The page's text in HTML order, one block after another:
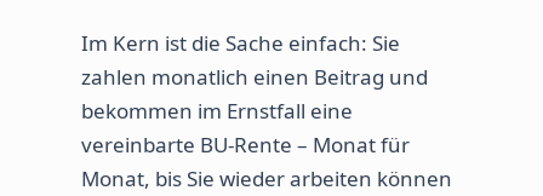
Im Kern ist die Sache einfach: Sie
zahlen monatlich einen Beitrag und
bekommen im Ernstfall eine
vereinbarte BU-Rente – Monat für
Monat, bis Sie wieder arbeiten können